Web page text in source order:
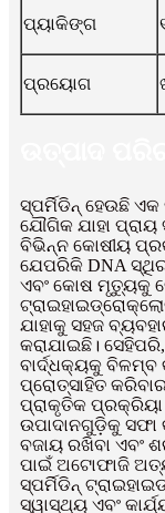
ପ୍ୟାକିଙ୍ଗ
ପ୍ରୟୋଗ
ସ୍ପର୍ମିଡିନ୍ ହେଉଛି
ଯୌଗିକ ଯାହା ପ୍ରାୟ
ବିଭିନ୍ନ କୋଷୀୟ
ଯେପରିକି DNA
ଏବଂ କୋଷ ମୃତ୍ୟୁକୁ
ଯାହାକୁ ସହଜ
କରାଯାଇଛି।
ବାର୍ଦ୍ଧକ୍ୟକୁ ବିଳମ୍ବ
ପ୍ରୋତ୍ସାହିତ
ପ୍ରାକୃତିକ
ଉପାଦାନଗୁଡ଼ିକୁ ସଫା
ବଜାୟ ରଖିବା ଏବଂ
ପାଇଁ ଅଟୋଫାଜି
ସ୍ପର୍ମିଡିନ୍
ସ୍ୱାସ୍ଥ୍ୟ ଏବଂ